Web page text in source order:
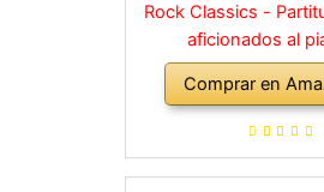
Rock Classics -
aficionados al
Comprar en